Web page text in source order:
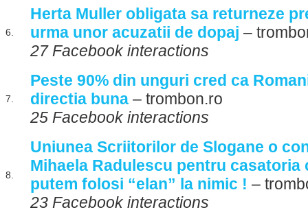
6.
Herta Muller obligata sa returneze
urma unor acuzatii de dopaj –
27 Facebook interactions
7.
Peste 90% din unguri cred ca
directia buna – trombon.ro
25 Facebook interactions
8.
Uniunea Scriitorilor de Slogane o
Mihaela Radulescu pentru casatoria
putem folosi “elan” la nimic ! –
23 Facebook interactions